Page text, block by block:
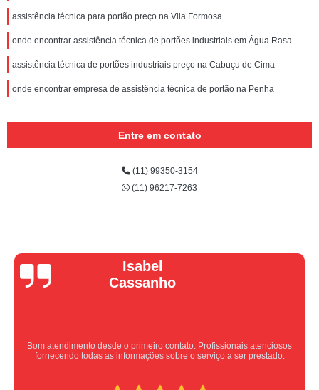
assistência técnica para portão preço na Vila Formosa
onde encontrar assistência técnica de portões industriais em Água Rasa
assistência técnica de portões industriais preço na Cabuçu de Cima
onde encontrar empresa de assistência técnica de portão na Penha
Entre em contato
(11) 99350-3154
(11) 96217-7263
Vera Maria
Equipe nota 10, trabalho rápido com excelência , super organizados.
Super indico.